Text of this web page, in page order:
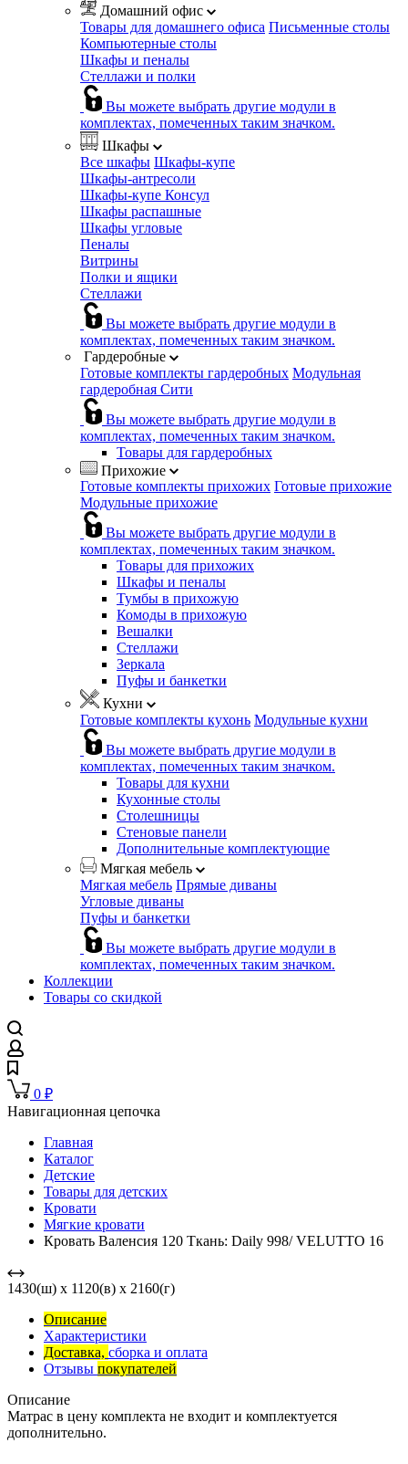
Домашний офис
Товары для домашнего офиса Письменные столы
Компьютерные столы
Шкафы и пеналы
Стеллажи и полки
Вы можете выбрать другие модули в
комплектах, помеченных таким значком.
Шкафы
Все шкафы Шкафы-купе
Шкафы-антресоли
Шкафы-купе Консул
Шкафы распашные
Шкафы угловые
Пеналы
Витрины
Полки и ящики
Стеллажи
Вы можете выбрать другие модули в
комплектах, помеченных таким значком.
Гардеробные
Готовые комплекты гардеробных Модульная
гардеробная Сити
Вы можете выбрать другие модули в
комплектах, помеченных таким значком.
Товары для гардеробных
Прихожие
Готовые комплекты прихожих Готовые прихожие
Модульные прихожие
Вы можете выбрать другие модули в
комплектах, помеченных таким значком.
Товары для прихожих
Шкафы и пеналы
Тумбы в прихожую
Комоды в прихожую
Вешалки
Стеллажи
Зеркала
Пуфы и банкетки
Кухни
Готовые комплекты кухонь Модульные кухни
Вы можете выбрать другие модули в
комплектах, помеченных таким значком.
Товары для кухни
Кухонные столы
Столешницы
Стеновые панели
Дополнительные комплектующие
Мягкая мебель
Мягкая мебель Прямые диваны
Угловые диваны
Пуфы и банкетки
Вы можете выбрать другие модули в
комплектах, помеченных таким значком.
Коллекции
Товары со скидкой
0 ₽
Навигационная цепочка
Главная
Каталог
Детские
Товары для детских
Кровати
Мягкие кровати
Кровать Валенсия 120 Ткань: Daily 998/ VELUTTO 16
1430(ш) x 1120(в) x 2160(г)
Описание
Характеристики
Доставка, сборка и оплата
Отзывы покупателей
Описание
Матрас в цену комплекта не входит и комплектуется
дополнительно.